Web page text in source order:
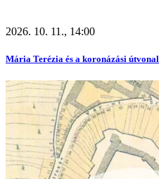
2026. 10. 11., 14:00
Mária Terézia és a koronázási útvonal